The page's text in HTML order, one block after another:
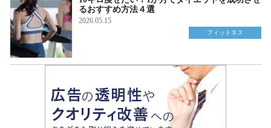
るおすすめ方法４選
2026.05.15
フィットネス